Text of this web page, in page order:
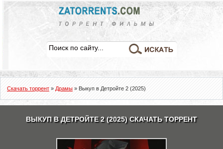
Скачать торрент » Драмы » Выкуп в Детройте 2 (2025)
ВЫКУП В ДЕТРОЙТЕ 2 (2025) СКАЧАТЬ ТОРРЕНТ